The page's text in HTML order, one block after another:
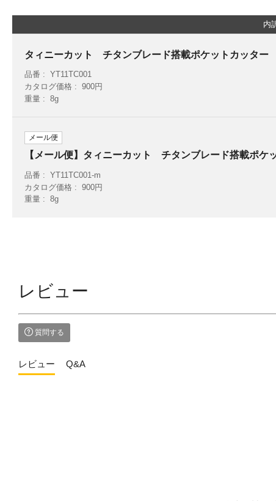
内
タィニーカット チタンブレード搭載ポケットカッター
品番
YT11TC001
カタログ価格
900円
重量
8g
メール便
【メール便】タィニーカット チタンブレード搭載ポケ
品番
YT11TC001-m
カタログ価格
900円
重量
8g
レビュー
質問する
レビュー Q&A